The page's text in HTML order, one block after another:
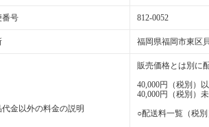
番号 812-0052
福岡県福岡市東区
代金以外の料金の説明
販売価格とは別に
40,000円（税別）
40,000円（税別）
○配送料一覧（税